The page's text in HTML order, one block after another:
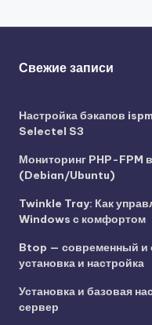
Свежие записи
Настройка бэкапов
Selectel S3
Мониторинг PHP-FPM
(Debian/Ubuntu)
Twinkle Tray: Как
Windows с комфортом
Btop — современный и
установка и настройка
Установка и базовая
сервер